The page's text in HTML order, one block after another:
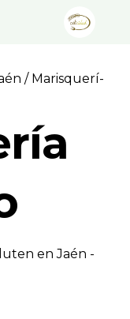
/ Marisquerí­
en Jaén -